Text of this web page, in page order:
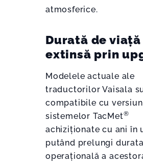
atmosferice.
Durată de viață
extinsă prin
Modelele actuale ale
traductorilor Vaisala
compatibile cu
sistemelor TacMet®
achiziționate cu ani în
putând prelungi
operațională a